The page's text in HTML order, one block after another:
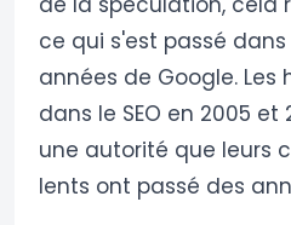
ce qui s'est passé
années de Google.
dans le SEO en 2005
une autorité que leurs
lents ont passé des